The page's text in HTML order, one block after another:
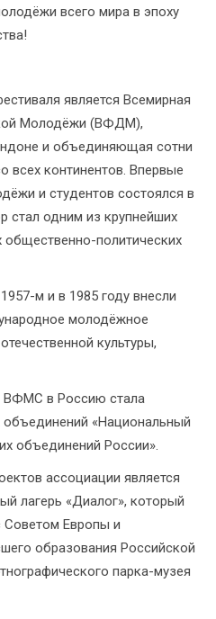
всего мира в эпоху
является Всемирная
Молодёжи (ВФДМ),
и объединяющая сотни
всех континентов. Впервые
и студентов состоялся в
стал одним из крупнейших
политических
м и в 1985 году внесли
молодёжное
культуры,
ВФМС в Россию стала
«Национальный
объединений России».
ассоциации является
лагерь «Диалог», который
Советом Европы и
образования Российской
парка-музея